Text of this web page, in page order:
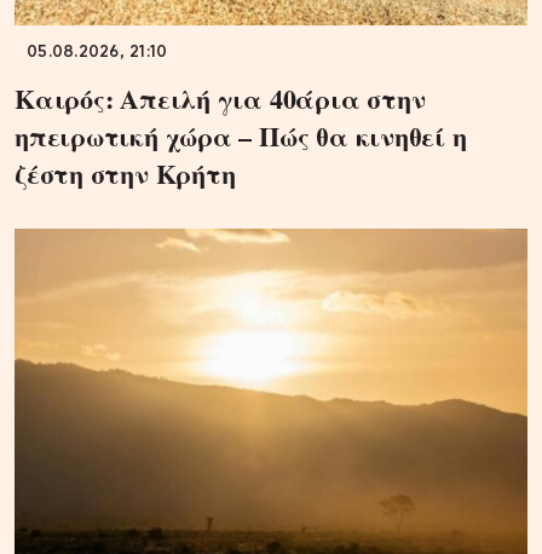
05.08.2026, 21:10
Καιρός: Απειλή για 40άρια στην
ηπειρωτική χώρα – Πώς θα κινηθεί η
ζέστη στην Κρήτη